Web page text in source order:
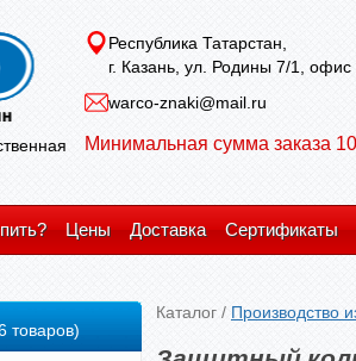
Республика Татарстан,
г. Казань, ул. Родины 7/1, офис
warco-znaki@mail.ru
Минимальная сумма заказа
Цены Доставка Сертификаты
Каталог / Производство
товаров)